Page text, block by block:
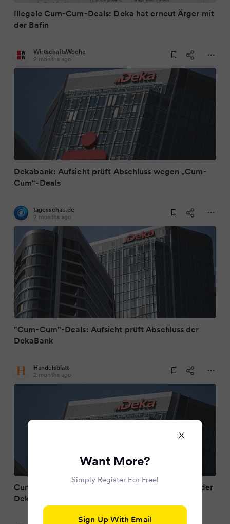
Illegale Cum-Cum-Deals: Deka hat erneut Ärger mit
der Bafin
WirtschaftsWoche
2 months ago
Dekabank: Aufsicht prüft Abschluss wegen „Cum-
Cum“-Deals
tagesschau.de
2 months ago
"Cum-Cum"-Deals: Aufsicht prüft Abschluss der
DekaBank
Handelsblatt
2 months ago
Cum-Cum-Affäre: Bafin prüft Konzernabschluss der
Dekabank
Want More?
Simply Register For Free!
Sign Up With Email